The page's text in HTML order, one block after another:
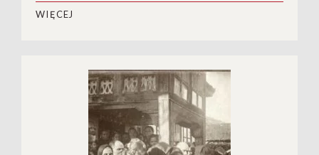
WIĘCEJ